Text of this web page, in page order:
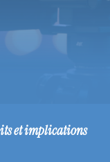
et implications